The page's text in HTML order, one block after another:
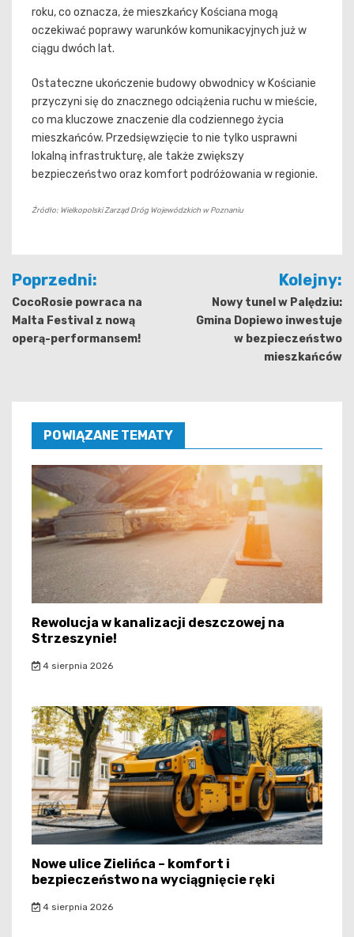
roku, co oznacza, że mieszkańcy Kościana mogą
oczekiwać poprawy warunków komunikacyjnych już w
ciągu dwóch lat.
Ostateczne ukończenie budowy obwodnicy w Kościanie
przyczyni się do znacznego odciążenia ruchu w mieście,
co ma kluczowe znaczenie dla codziennego życia
mieszkańców. Przedsięwzięcie to nie tylko usprawni
lokalną infrastrukturę, ale także zwiększy
bezpieczeństwo oraz komfort podróżowania w regionie.
Źródło: Wielkopolski Zarząd Dróg Wojewódzkich w Poznaniu
Nawigacja
wpisu
Poprzedni:
CocoRosie powraca na
Malta Festival z nową
operą-performansem!
Kolejny:
Nowy tunel w Palędziu:
Gmina Dopiewo inwestuje
w bezpieczeństwo
mieszkańców
POWIĄZANE TEMATY
Rewolucja w kanalizacji deszczowej na
Strzeszynie!
4 sierpnia 2026
Nowe ulice Zielińca – komfort i
bezpieczeństwo na wyciągnięcie ręki
4 sierpnia 2026